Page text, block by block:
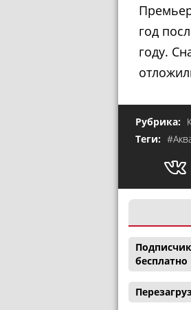
год
году.
Рубрика:
Теги:
бесплатно